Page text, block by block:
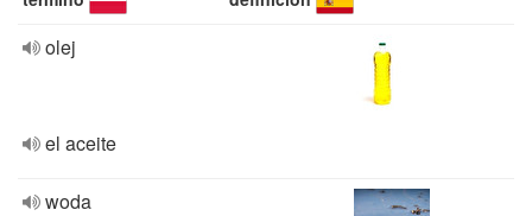
olej
el aceite
woda